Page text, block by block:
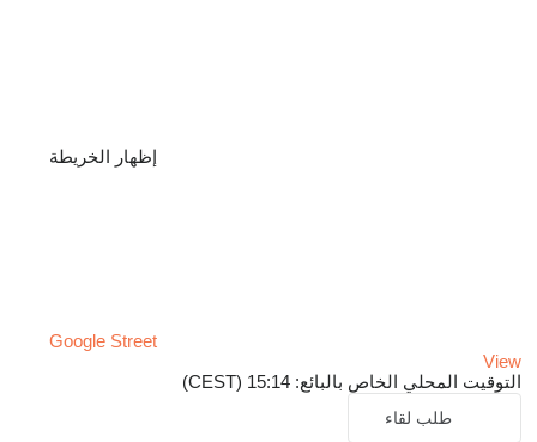
إظهار الخريطة
Google Street
View
التوقيت المحلي الخاص بالبائع: 15:14 (CEST)
طلب لقاء